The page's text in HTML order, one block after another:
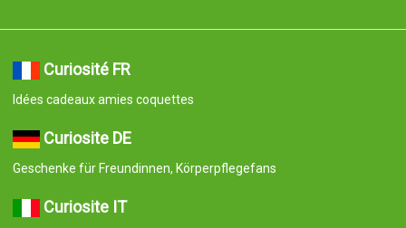
Curiosité FR
Idées cadeaux amies coquettes
Curiosite DE
Geschenke für Freundinnen, Körperpflegefans
Curiosite IT